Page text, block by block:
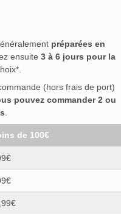
préparées en
ensuite 3 à 6 jours pour la
(hors frais de port)
pouvez commander 2 ou
de 100€